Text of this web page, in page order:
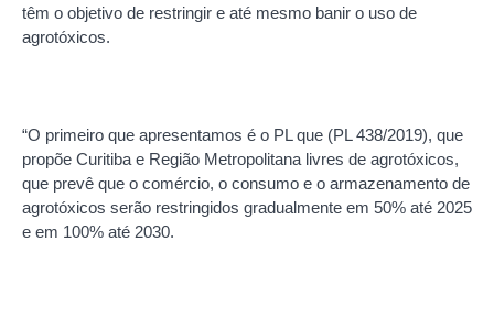
têm o objetivo de restringir e até mesmo banir o uso de
agrotóxicos.
“O primeiro que apresentamos é o PL que (PL 438/2019), que
propõe Curitiba e Região Metropolitana livres de agrotóxicos,
que prevê que o comércio, o consumo e o armazenamento de
agrotóxicos serão restringidos gradualmente em 50% até 2025
e em 100% até 2030.